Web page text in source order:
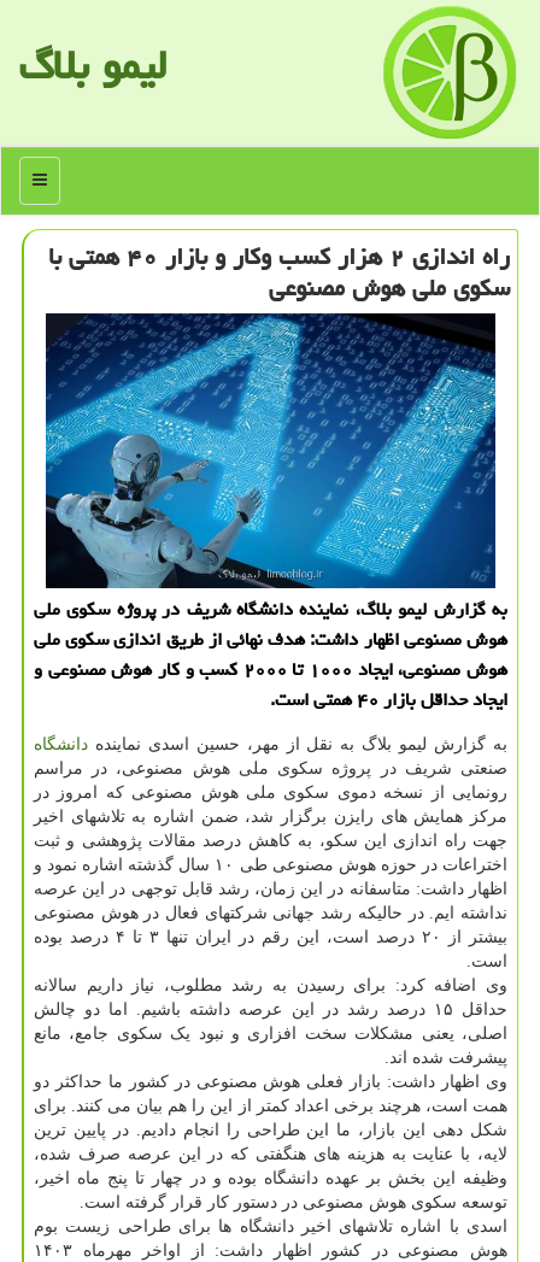
لیمو بلاگ
منو
راه اندازی ۲ هزار کسب وکار و بازار ۴۰ همتی با
سکوی ملی هوش مصنوعی
به گزارش لیمو بلاگ، نماینده دانشگاه شریف در پروژه سکوی ملی
هوش مصنوعی اظهار داشت: هدف نهائی از طریق اندازی سکوی ملی
هوش مصنوعی، ایجاد ۱۰۰۰ تا ۲۰۰۰ کسب و کار هوش مصنوعی و
ایجاد حداقل بازار ۴۰ همتی است.
به گزارش لیمو بلاگ به نقل از مهر، حسین اسدی نماینده دانشگاه
صنعتی شریف در پروژه سکوی ملی هوش مصنوعی، در مراسم
رونمایی از نسخه دموی سکوی ملی هوش مصنوعی که امروز در
مرکز همایش های رایزن برگزار شد، ضمن اشاره به تلاشهای اخیر
جهت راه اندازی این سکو، به کاهش درصد مقالات پژوهشی و ثبت
اختراعات در حوزه هوش مصنوعی طی ۱۰ سال گذشته اشاره نمود و
اظهار داشت: متاسفانه در این زمان، رشد قابل توجهی در این عرصه
نداشته ایم. در حالیکه رشد جهانی شرکتهای فعال در هوش مصنوعی
بیشتر از ۲۰ درصد است، این رقم در ایران تنها ۳ تا ۴ درصد بوده
است.
وی اضافه کرد: برای رسیدن به رشد مطلوب، نیاز داریم سالانه
حداقل ۱۵ درصد رشد در این عرصه داشته باشیم. اما دو چالش
اصلی، یعنی مشکلات سخت افزاری و نبود یک سکوی جامع، مانع
پیشرفت شده اند.
وی اظهار داشت: بازار فعلی هوش مصنوعی در کشور ما حداکثر دو
همت است، هرچند برخی اعداد کمتر از این را هم بیان می کنند. برای
شکل دهی این بازار، ما این طراحی را انجام دادیم. در پایین ترین
لایه، با عنایت به هزینه های هنگفتی که در این عرصه صرف شده،
وظیفه این بخش بر عهده دانشگاه بوده و در چهار تا پنج ماه اخیر،
توسعه سکوی هوش مصنوعی در دستور کار قرار گرفته است.
اسدی با اشاره تلاشهای اخیر دانشگاه ها برای طراحی زیست بوم
هوش مصنوعی در کشور اظهار داشت: از اواخر مهرماه ۱۴۰۳